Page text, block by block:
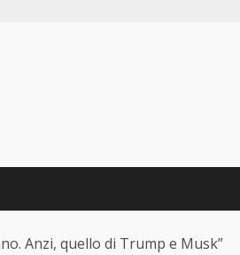
Anzi, quello di Trump e Musk”